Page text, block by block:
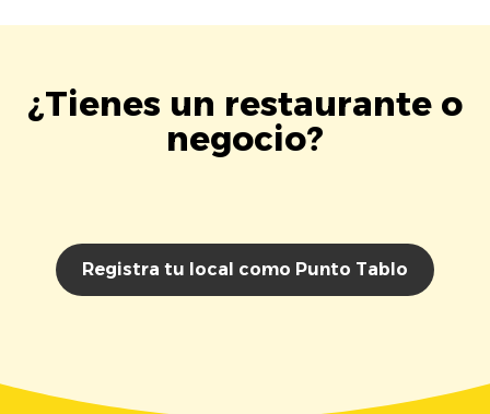
¿Tienes un restaurante o
negocio?
Registra tu local como Punto Tablo